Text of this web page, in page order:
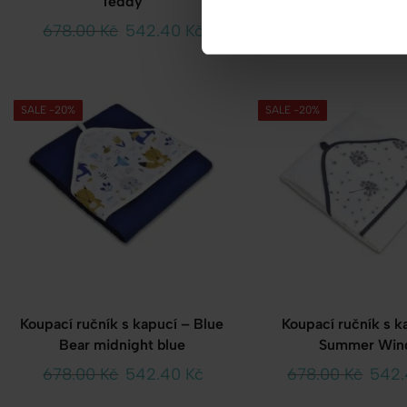
678.00Kč 542.40 Kč
SALE -20%
Koupací ručník s kapucí – Blue
Bear midnight blue
678.00Kč 542.40 Kč
SALE -20%
Koupací ručník s
Summer
678.00Kč